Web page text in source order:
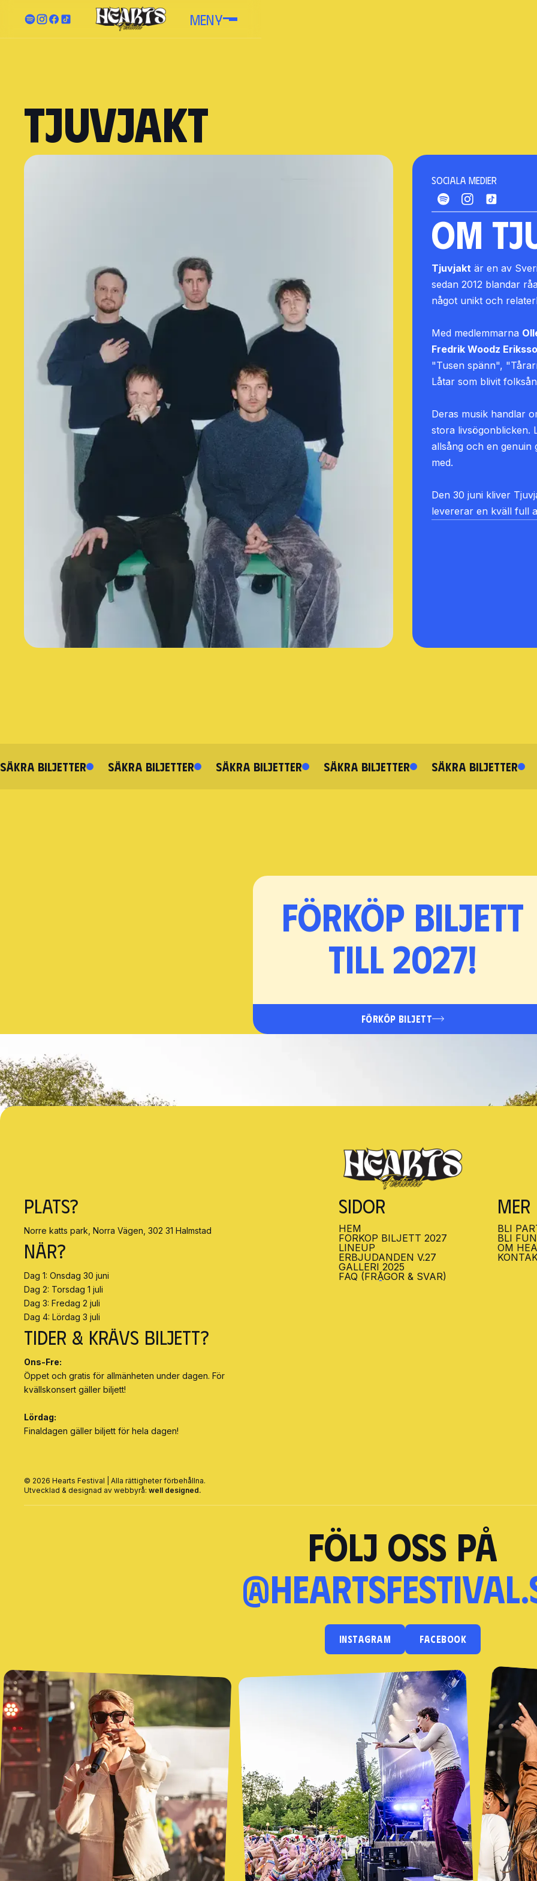
MENY
Tjuvjakt
Sociala medier
Om
Tjuvjakt är en av
sedan 2012 blandar
något unikt och
Med medlemmarna
Fredrik Woodz
"Tusen spänn",
Låtar som blivit
Deras musik handlar
stora livsögonblicken.
allsång och en genuin
med.
Den 30 juni kliver
levererar en kväll full
SÄKRA BILJETTER SÄKRA BILJETTER SÄKRA BILJETTER SÄKRA BILJETTER SÄKRA BILJETTER
Förköp biljett
till 2027!
FÖRKÖP BILJETT
Plats?
Norre katts park, Norra Vägen, 302 31 Halmstad
När?
Dag 1: Onsdag 30 juni
Dag 2: Torsdag 1 juli
Dag 3: Fredag 2 juli
Dag 4: Lördag 3 juli
Tider & Krävs biljett?
Ons-Fre:
Öppet och gratis för allmänheten under dagen. För
kvällskonsert gäller biljett!
Lördag:
Finaldagen gäller biljett för hela dagen!
Sidor
HEM
HEM
FÖRKÖP BILJETT 2027
BILJETTER
LINEUP
LINEUP
ERBJUDANDEN V.27
ERBJUDANDEN V.27
GALLERI 2025
GALLERI 2025
FAQ (FRÅGOR & SVAR)
Mer
BLI
BLI
BLI
BLI
OM
OM
© 2026 Hearts Festival | Alla rättigheter förbehållna.
Utvecklad & designad av webbyrå: well designed.
Följ oss på
INSTAGRAM FACEBOOK